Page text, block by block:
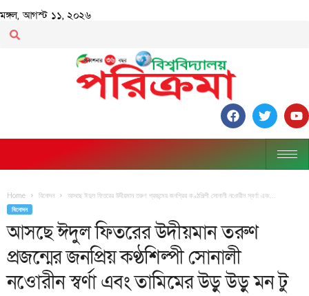
মঙ্গল, আগস্ট ১১, ২০২৬
Home বিনোদন আসছে ঈদুল ফিতরের উদীয়মান তরুণ প্রজন্মের জনপ্রিয় কণ্ঠশিল্পী সোনালী নওোরীন স্বর্ণা এবং...
বিনোদন
আসছে ঈদুল ফিতরের উদীয়মান তরুণ
প্রজন্মের জনপ্রিয় কণ্ঠশিল্পী সোনালী
নওোরীন স্বর্ণা এবং তামিমের উড়ু উড়ু মন টু